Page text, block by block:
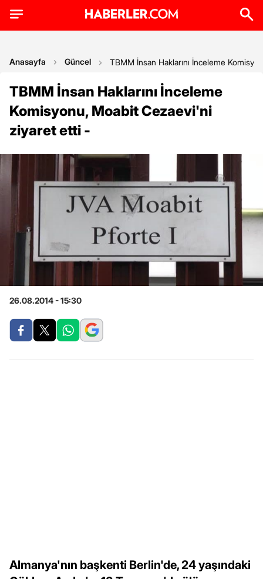
Anasayfa Güncel TBMM İnsan Haklarını İnceleme
TBMM İnsan Haklarını İnceleme
Komisyonu, Moabit Cezaevi'ni
ziyaret etti -
26.08.2014 - 15:30
Almanya'nın başkenti Berlin'de, 24 yaşındaki